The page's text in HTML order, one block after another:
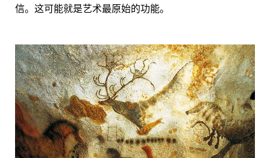
信。这可能就是艺术最原始的功能。